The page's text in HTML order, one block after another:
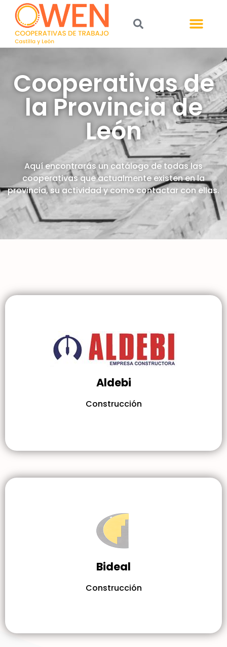
Cooperativas de
la Provincia de
León
Aquí encontrarás un catálogo de todas las
cooperativas que actualmente existen en la
provincia, su actividad y como contactar con ellas.
Aldebi
Construcción
Bideal
Construcción